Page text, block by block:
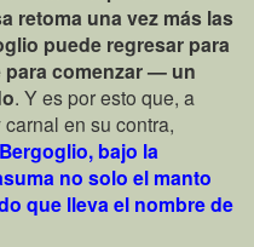
retoma una vez más las
puede regresar para
comenzar — un
. Y es por esto que, a
en su contra,
bajo la
no solo el manto
que lleva el nombre de